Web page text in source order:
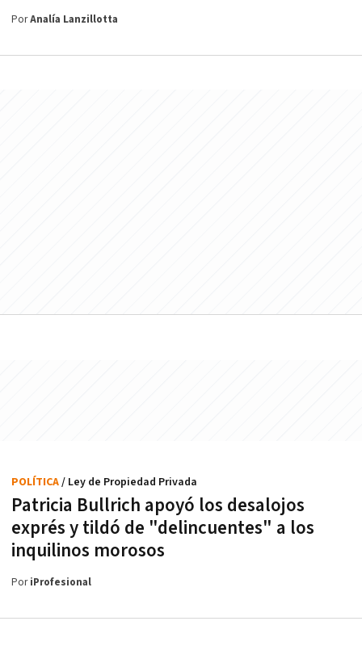
PorAnalía Lanzillotta
Patricia Bullrich apoyó los desalojos
exprés y tildó de "delincuentes" a los
inquilinos morosos
POLÍTICA/ Ley de Propiedad Privada
PoriProfesional